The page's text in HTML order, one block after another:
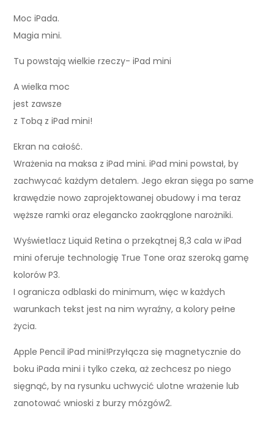
Moc iPada.
Magia mini.
Tu powstają wielkie rzeczy- iPad mini
A wielka moc
jest zawsze
z Tobą z iPad mini!
Ekran na całość.
Wrażenia na maksa z iPad mini. iPad mini powstał, by
zachwycać każdym detalem. Jego ekran sięga po same
krawędzie nowo zaprojektowanej obudowy i ma teraz
węższe ramki oraz elegancko zaokrąglone narożniki.
Wyświetlacz Liquid Retina o przekątnej 8,3 cala w iPad
mini oferuje technologię True Tone oraz szeroką gamę
kolorów P3.
I ogranicza odblaski do minimum, więc w każdych
warunkach tekst jest na nim wyraźny, a kolory pełne
życia.
Apple Pencil iPad mini!Przyłącza się magnetycznie do
boku iPada mini i tylko czeka, aż zechcesz po niego
sięgnąć, by na rysunku uchwycić ulotne wrażenie lub
zanotować wnioski z burzy mózgów2.